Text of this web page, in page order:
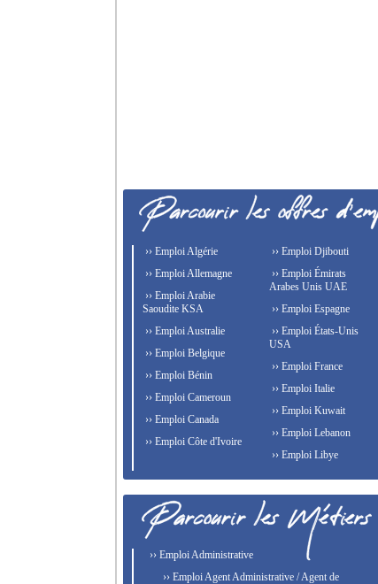
›› Emploi Algérie
›› Emploi Allemagne
›› Emploi Arabie
Saoudite KSA
›› Emploi Australie
›› Emploi Belgique
›› Emploi Bénin
›› Emploi Cameroun
›› Emploi Canada
›› Emploi Côte d'Ivoire
›› Emploi Djibouti
›› Emploi Émirats
Arabes Unis UAE
›› Emploi Espagne
›› Emploi États-Unis
USA
›› Emploi France
›› Emploi Italie
›› Emploi Kuwait
›› Emploi Lebanon
›› Emploi Libye
›› Emploi Administrative
›› Emploi Agent Administrative / Agent de